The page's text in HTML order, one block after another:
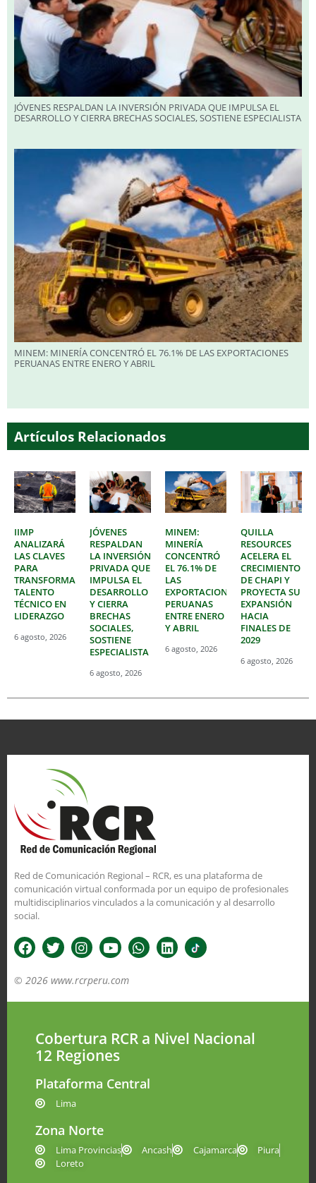
JÓVENES RESPALDAN LA INVERSIÓN PRIVADA QUE IMPULSA EL
DESARROLLO Y CIERRA BRECHAS SOCIALES, SOSTIENE ESPECIALISTA
MINEM: MINERÍA CONCENTRÓ EL 76.1% DE LAS EXPORTACIONES
PERUANAS ENTRE ENERO Y ABRIL
Artículos Relacionados
IIMP
ANALIZARÁ
LAS CLAVES
PARA
TRANSFORMAR
TALENTO
TÉCNICO EN
LIDERAZGO
6 agosto, 2026
JÓVENES
RESPALDAN
LA INVERSIÓN
PRIVADA QUE
IMPULSA EL
DESARROLLO
Y CIERRA
BRECHAS
SOCIALES,
SOSTIENE
ESPECIALISTA
6 agosto, 2026
MINEM:
MINERÍA
CONCENTRÓ
EL 76.1% DE
LAS
EXPORTACIONES
PERUANAS
ENTRE ENERO
Y ABRIL
6 agosto, 2026
QUILLA
RESOURCES
ACELERA EL
CRECIMIENTO
DE CHAPI Y
PROYECTA SU
EXPANSIÓN
HACIA
FINALES DE
2029
6 agosto, 2026
Red de Comunicación Regional – RCR, es una plataforma de
comunicación virtual conformada por un equipo de profesionales
multidisciplinarios vinculados a la comunicación y al desarrollo
social.
© 2026 www.rcrperu.com
Cobertura RCR a Nivel Nacional
12 Regiones
Plataforma Central
Lima
Zona Norte
Lima Provincias Ancash Cajamarca
Piura
Loreto